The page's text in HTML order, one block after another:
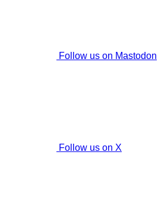
Follow us on Mastodon
Follow us on X